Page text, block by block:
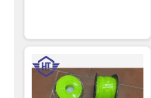
Thời gian chạy liên tục: 5H
Hệ thống khởi động: đề